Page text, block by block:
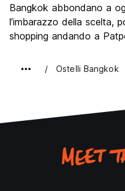
Bangkok abbondano a
l’imbarazzo della scelta,
shopping andando a
Ostelli Bangkok